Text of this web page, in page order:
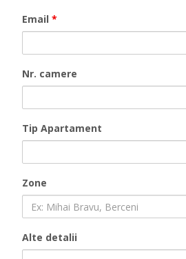
Email *
Nr. camere
Tip Apartament
Zone
Alte detalii